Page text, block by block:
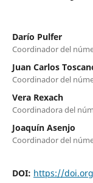
Darío Pulfer
Coordinador del
Juan Carlos
Coordinador del
Vera Rexach
Coordinadora del
Joaquín Asenjo
Coordinador del
DOI: https://